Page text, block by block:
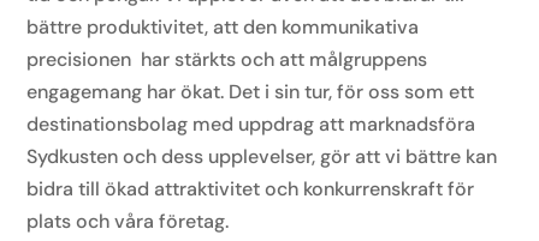
bättre produktivitet, att den kommunikativa
precisionen har stärkts och att målgruppens
engagemang har ökat. Det i sin tur, för oss som ett
destinationsbolag med uppdrag att marknadsföra
Sydkusten och dess upplevelser, gör att vi bättre kan
bidra till ökad attraktivitet och konkurrenskraft för
plats och våra företag.